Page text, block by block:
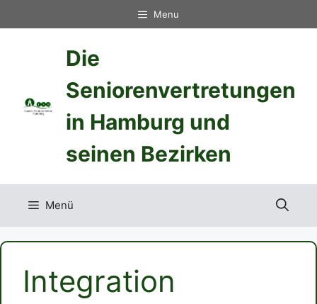
Inhalt
Menu
Die
Seniorenvertretungen
in Hamburg und
seinen Bezirken
Menü
Integration